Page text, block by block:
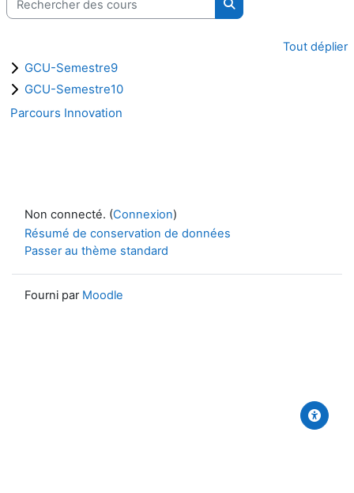
Rechercher des cours
Tout déplier
GCU-Semestre9
GCU-Semestre10
Parcours Innovation
Non connecté. (Connexion)
Résumé de conservation de données
Passer au thème standard
Fourni par Moodle